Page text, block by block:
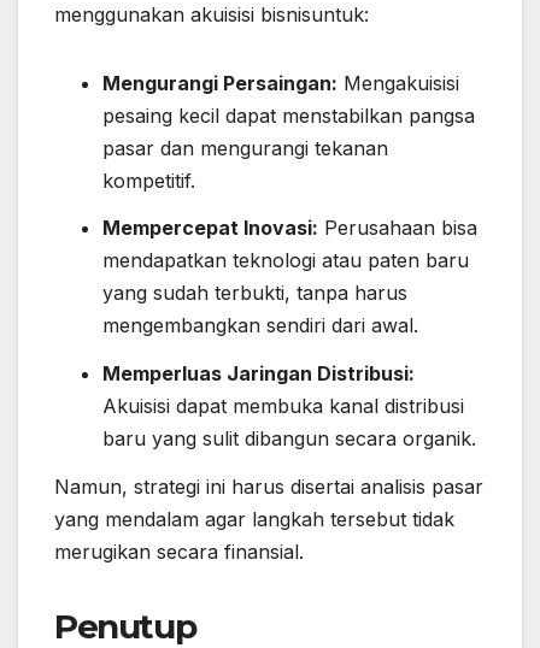
menggunakan akuisisi bisnisuntuk:
Mengurangi Persaingan: Mengakuisisi
pesaing kecil dapat menstabilkan pangsa
pasar dan mengurangi tekanan
kompetitif.
Mempercepat Inovasi: Perusahaan bisa
mendapatkan teknologi atau paten baru
yang sudah terbukti, tanpa harus
mengembangkan sendiri dari awal.
Memperluas Jaringan Distribusi:
Akuisisi dapat membuka kanal distribusi
baru yang sulit dibangun secara organik.
Namun, strategi ini harus disertai analisis pasar
yang mendalam agar langkah tersebut tidak
merugikan secara finansial.
Penutup